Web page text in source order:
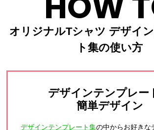
オリジナルTシャツ デザイ
ト集の使い方
デザインテンプレー
簡単デザイン
デザインテンプレート集の中からお好きな